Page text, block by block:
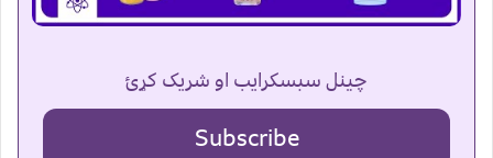
چینل سبسکرایب او شریک کړئ
Subscribe